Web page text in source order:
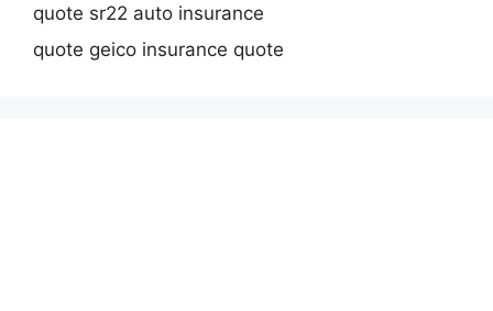
quote sr22 auto insurance
quote geico insurance quote